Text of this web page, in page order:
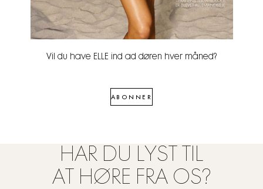
Vil du have ELLE ind ad døren hver måned?
ABONNER
HAR DU LYST TIL
AT HØRE FRA OS?